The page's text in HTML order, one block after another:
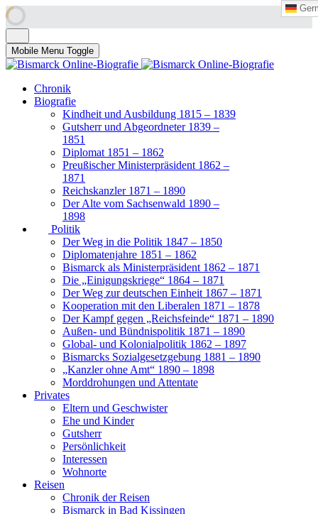
Mobile Menu Toggle
Chronik
Biografie
Kindheit und Ausbildung 1815 – 1839
Gutsherr und Abgeordneter 1839 –
1851
Diplomat 1851 – 1862
Preußischer Ministerpräsident 1862 –
1871
Reichskanzler 1871 – 1890
Der Alte vom Sachsenwald 1890 –
1898
Politik
Der Weg in die Politik 1847 – 1850
Diplomatenjahre 1851 – 1862
Bismarck als Ministerpräsident 1862 – 1871
Die „Einigungskriege“ 1864 – 1871
Der Weg zur deutschen Einheit 1867 – 1871
Kooperation mit den Liberalen 1871 – 1878
Der Kampf gegen „Reichsfeinde“ 1871 – 1890
Außen- und Bündnispolitik 1871 – 1890
Global- und Kolonialpolitik 1862 – 1897
Bismarcks Sozialgesetzgebung 1881 – 1890
„Kanzler ohne Amt“ 1890 – 1898
Morddrohungen und Attentate
Privates
Eltern und Geschwister
Ehe und Kinder
Gutsherr
Persönlichkeit
Interessen
Wohnorte
Reisen
Chronik der Reisen
Bismarck in Bad Kissingen